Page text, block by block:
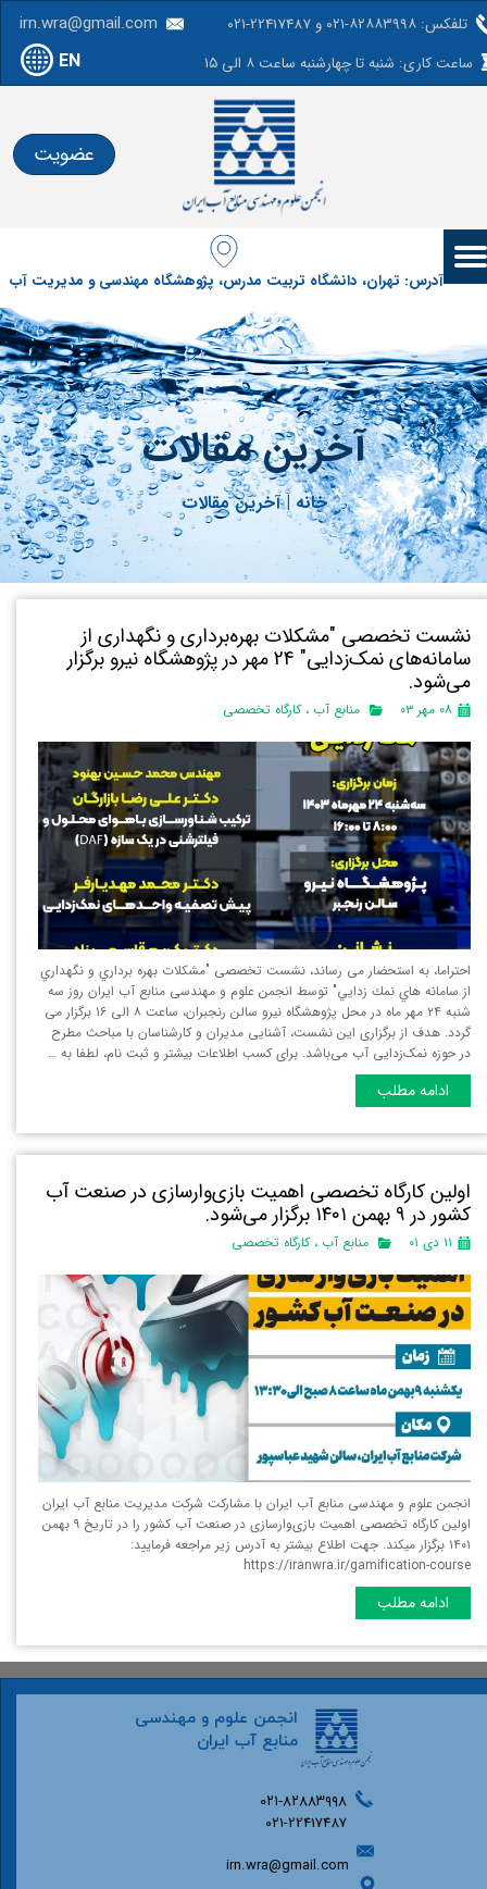
irn.wra@gmail.com
تلفکس: ۸۲۸۸۳۹۹۸-۰۲۱ و 22417487-۰۲۱
ساعت کاری: شنبه تا چهارشنبه ساعت ۸ الی ۱۵
EN
عضویت
آدرس: تهران، دانشگاه تربیت مدرس، پژوهشگاه مهندسی و مدیریت آب
آخرین مقالات
خانه|آخرین مقالات
نشست تخصصی "مشكلات بهره‌برداری و نگهداری از
سامانه‌های نمک‌زدايی" 24 مهر در پژوهشگاه نیرو برگزار
می‌شود.
۰۸ مهر ۰۳ منابع آب ،کارگاه تخصصی
احتراما، به استحضار می رساند، نشست تخصصی "مشكلات بهره برداري و نگهداري
از سامانه هاي نمك زدايي" توسط انجمن علوم و مهندسی منابع آب ایران روز سه
شنبه ٢٤ مهر ماه در محل پژوهشگاه نيرو سالن رنجبران، ساعت ۸ الی ۱٦ برگزار می
گردد. هدف از برگزاری این نشست، آشنایی مدیران و کارشناسان با مباحث مطرح
در حوزه نمک‌زدایی آب می‌باشد. برای کسب اطلاعات بیشتر و ثبت نام، لطفا به …
ادامه مطلب
اولین کارگاه تخصصی اهمیت بازی‌وارسازی در صنعت آب
کشور در ۹ بهمن ۱۴۰۱ برگزار می‌شود.
۱۱ دی ۰۱ منابع آب ،کارگاه تخصصی
انجمن علوم و مهندسی منابع آب ایران با مشارکت شرکت مدیریت منابع آب ایران
اولین کارگاه تخصصی اهمیت بازی‌وارسازی در صنعت آب کشور را در تاریخ ۹ بهمن
۱۴۰۱ برگزار میکند. جهت اطلاع بیشتر به آدرس زیر مراجعه فرمایید:
https://iranwra.ir/gamification-course
ادامه مطلب
انجمن علوم و مهندسی
منابع آب ایران
۰۲۱-۸۲۸۸۳۹۹۸
۰۲۱-22417487
irn.wra@gmail.com